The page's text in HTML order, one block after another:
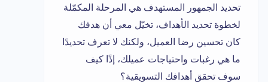
تحديد الجمهور المستهدف هي المرحلة المكمّلة
لخطوة تحديد الأهداف، تخيّل معي أن هدفك
كان تحسين رضا العميل، ولكنك لا تعرف تحديدًا
ما هي رغبات واحتياجات عميلك، إذًا كيف
سوف تحقق أهدافك التسويقية؟